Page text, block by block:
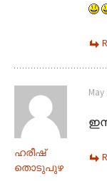
ഹരീഷ്
തൊടുപുഴ
May